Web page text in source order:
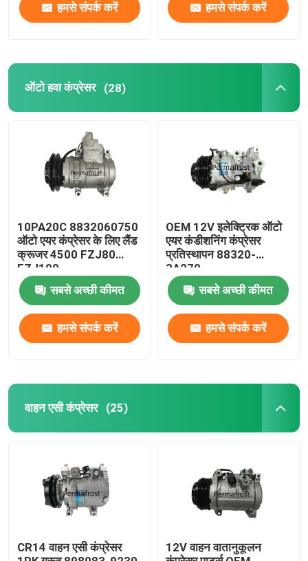
हमसे संपर्क करें हमसे संपर्क करें
ऑटो हवा कंप्रेसर (28)
10PA20C 8832060750
ऑटो एयर कंप्रेसर के लिए लैंड
क्रूजर 4500 FZJ80
FZJ100
सबसे अच्छी कीमत
हमसे संपर्क करें
OEM 12V इलेक्ट्रिक ऑटो
एयर कंडीशनिंग कंप्रेसर
प्रतिस्थापन 88320-
3A270
सबसे अच्छी कीमत
हमसे संपर्क करें
वाहन एसी कंप्रेसर (25)
CR14 वाहन एसी कंप्रेसर
12V वाहन वातानुकूलन